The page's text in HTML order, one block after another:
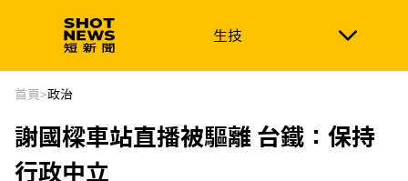
生技
生技 政治
新南向 體育
首頁>政治
謝國樑車站直播被驅離 台鐵：保持
行政中立